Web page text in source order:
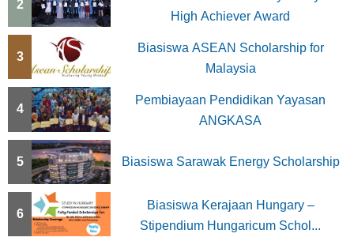
2
High Achiever Award
3
Biasiswa ASEAN Scholarship for
Malaysia
4
Pembiayaan Pendidikan Yayasan
ANGKASA
5 Biasiswa Sarawak Energy Scholarship
6
Biasiswa Kerajaan Hungary –
Stipendium Hungaricum Schol...